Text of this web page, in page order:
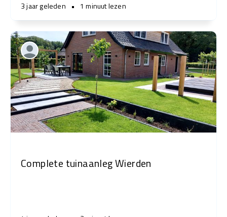
3 jaar geleden • 1 minuut lezen
Complete tuinaanleg Wierden